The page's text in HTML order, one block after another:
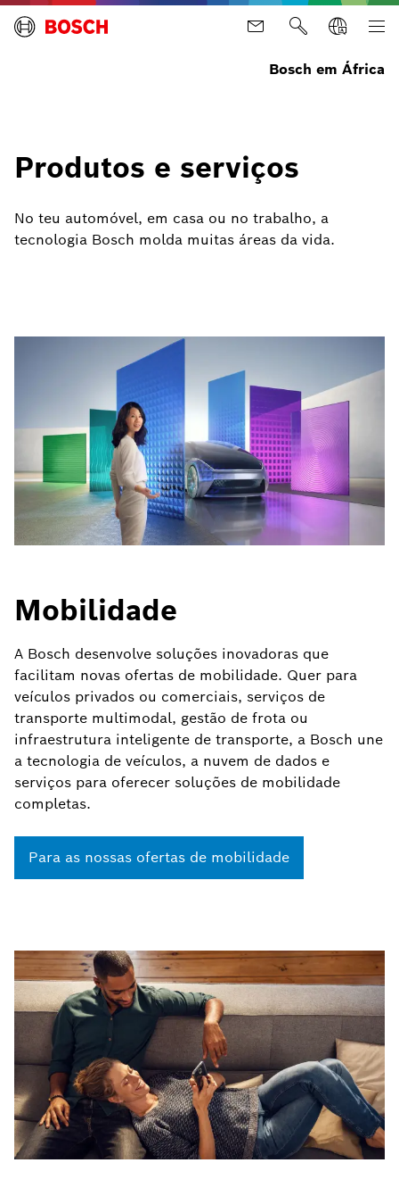
Bosch em África
Produtos e serviços
No teu automóvel, em casa ou no trabalho, a
tecnologia Bosch molda muitas áreas da vida.
Mobilidade
A Bosch desenvolve soluções inovadoras que
facilitam novas ofertas de mobilidade. Quer para
veículos privados ou comerciais, serviços de
transporte multimodal, gestão de frota ou
infraestrutura inteligente de transporte, a Bosch une
a tecnologia de veículos, a nuvem de dados e
serviços para oferecer soluções de mobilidade
completas.
Para as nossas ofertas de mobilidade